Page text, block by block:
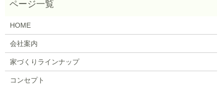
HOME
会社案内
家づくりラインナップ
コンセプト